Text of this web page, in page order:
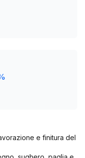
104
e finitura del